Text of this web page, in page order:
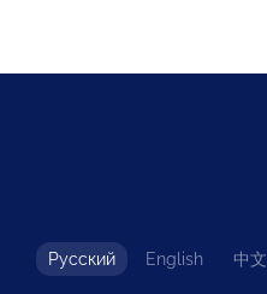
Русский English 中文